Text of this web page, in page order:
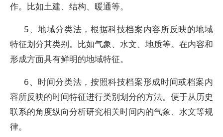
作。比如土建、结构、暖通等。
5、地域分类法，根据科技档案内容所反映的地域
特征划分其类别。比如气象、水文、地质等。在内容和
形成方面具有鲜明的地域特征。
6、时间分类法，按照科技档案形成时间或档案内
容所反映的时间特征进行类别划分的方法。便于从历史
联系的角度纵向分析研究相关时间内的气象、水文等规
律。